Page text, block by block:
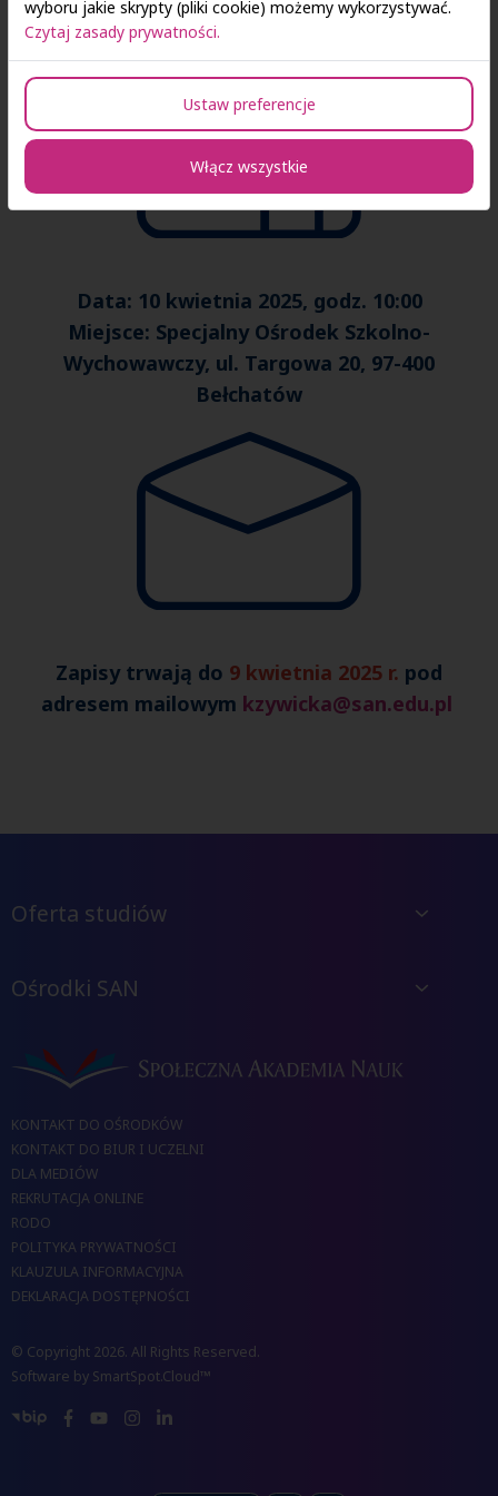
Data: 10 kwietnia 2025, godz. 10:00
Miejsce: Specjalny Ośrodek Szkolno-
Wychowawczy, ul. Targowa 20, 97-400
Bełchatów
Zapisy trwają do 9 kwietnia 2025 r. pod
adresem mailowym kzywicka@san.edu.pl
Oferta studiów
Ośrodki SAN
KONTAKT DO OŚRODKÓW
KONTAKT DO BIUR I UCZELNI
DLA MEDIÓW
REKRUTACJA ONLINE
RODO
POLITYKA PRYWATNOŚCI
KLAUZULA INFORMACYJNA
DEKLARACJA DOSTĘPNOŚCI
© Copyright 2026. All Rights Reserved.
Software by SmartSpot.Cloud™
wyboru jakie skrypty (pliki cookie) możemy wykorzystywać.
Czytaj zasady prywatności.
Ustaw preferencje
Włącz wszystkie